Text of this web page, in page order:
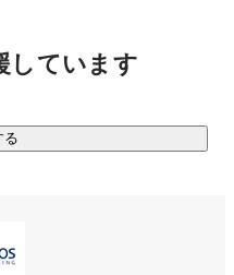
kairos3
は拡大し続けており、
きました。初めてマーケテ
しています
る